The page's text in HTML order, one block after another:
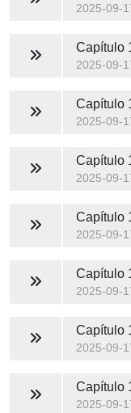
2025-09-
Capítulo
2025-09-
Capítulo
2025-09-
Capítulo
2025-09-
Capítulo
2025-09-
Capítulo
2025-09-
Capítulo
2025-09-
Capítulo
2025-09-